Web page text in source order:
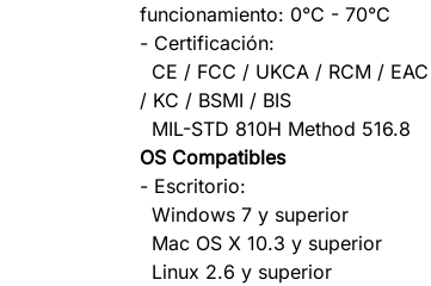
funcionamiento: 0°C - 70°C
- Certificación:
CE / FCC / UKCA / RCM / EAC
/ KC / BSMI / BIS
MIL-STD 810H Method 516.8
OS Compatibles
- Escritorio:
Windows 7 y superior
Mac OS X 10.3 y superior
Linux 2.6 y superior